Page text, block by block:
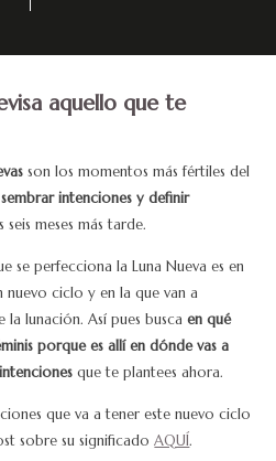
aquello que te
son los momentos más fértiles del
sembrar intenciones y definir
meses más tarde.
se perfecciona la Luna Nueva es en
nuevo ciclo y en la que van a
la lunación. Así pues buscaen qué
porque es allí en dónde vas a
que te plantees ahora.
que va a tener este nuevo ciclo
sobre su significadoAQUÍ.